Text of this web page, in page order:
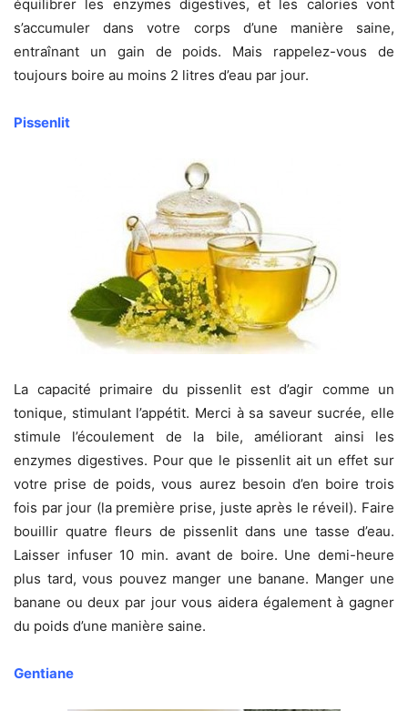
équilibrer les enzymes digestives, et les calories vont
s’accumuler dans votre corps d’une manière saine,
entraînant un gain de poids. Mais rappelez-vous de
toujours boire au moins 2 litres d’eau par jour.
Pissenlit
La capacité primaire du pissenlit est d’agir comme un
tonique, stimulant l’appétit. Merci à sa saveur sucrée, elle
stimule l’écoulement de la bile, améliorant ainsi les
enzymes digestives. Pour que le pissenlit ait un effet sur
votre prise de poids, vous aurez besoin d’en boire trois
fois par jour (la première prise, juste après le réveil). Faire
bouillir quatre fleurs de pissenlit dans une tasse d’eau.
Laisser infuser 10 min. avant de boire. Une demi-heure
plus tard, vous pouvez manger une banane. Manger une
banane ou deux par jour vous aidera également à gagner
du poids d’une manière saine.
Gentiane